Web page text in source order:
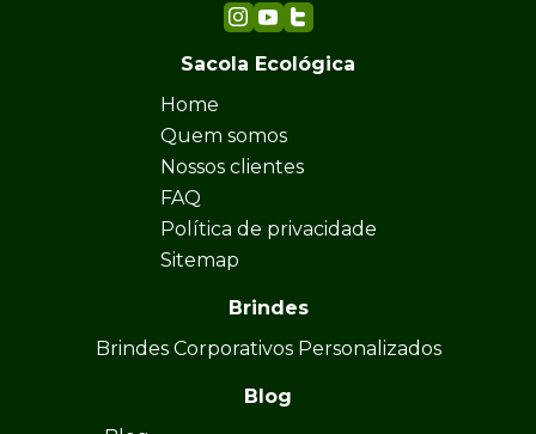
Sacola Ecológica
Home
Quem somos
Nossos clientes
FAQ
Política de privacidade
Sitemap
Brindes
Brindes Corporativos Personalizados
Blog